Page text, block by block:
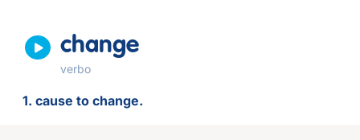
change
verbo
1. cause to change.